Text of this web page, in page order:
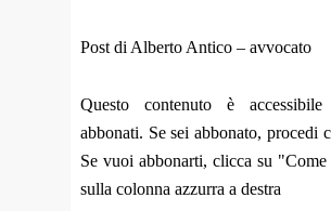
Post di Alberto Antico – avvocato
Questo contenuto è
abbonati. Se sei abbonato, procedi
Se vuoi abbonarti, clicca su "Come
sulla colonna azzurra a destra